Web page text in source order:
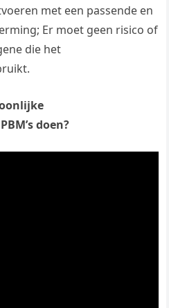
met een passende en
Er moet geen risico of
die het
doen?